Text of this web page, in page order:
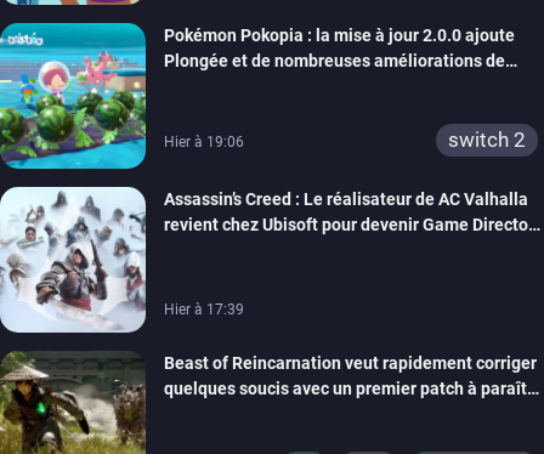
Pokémon Pokopia : la mise à jour 2.0.0 ajoute
Plongée et de nombreuses améliorations de
Hier à 19:06 switch 2
Assassin’s Creed : Le réalisateur de AC Valhalla
revient chez Ubisoft pour devenir Game Director
Hier à 17:39
Beast of Reincarnation veut rapidement corriger
quelques soucis avec un premier patch à paraître